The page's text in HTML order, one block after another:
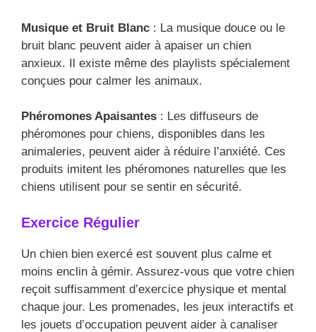
Musique et Bruit Blanc : La musique douce ou le
bruit blanc peuvent aider à apaiser un chien
anxieux. Il existe même des playlists spécialement
conçues pour calmer les animaux.
Phéromones Apaisantes : Les diffuseurs de
phéromones pour chiens, disponibles dans les
animaleries, peuvent aider à réduire l’anxiété. Ces
produits imitent les phéromones naturelles que les
chiens utilisent pour se sentir en sécurité.
Exercice Régulier
Un chien bien exercé est souvent plus calme et
moins enclin à gémir. Assurez-vous que votre chien
reçoit suffisamment d’exercice physique et mental
chaque jour. Les promenades, les jeux interactifs et
les jouets d’occupation peuvent aider à canaliser